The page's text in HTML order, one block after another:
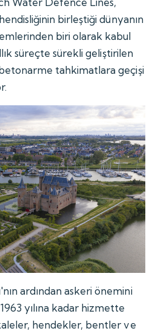
birleştiği dünyanın
biri olarak kabul
süreçte sürekli geliştirilen
tahkimatlara geçişi
ardından askeri önemini
yılına kadar hizmette
hendekler, bentler ve